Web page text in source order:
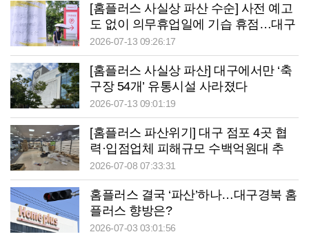
[홈플러스 사실상 파산 수순] 사전 예고
도 없이 의무휴업일에 기습 휴점…대구
소상공인 후폭풍 덮친다
2026-07-13 09:26:17
[홈플러스 사실상 파산] 대구에서만 ‘축
구장 54개’ 유통시설 사라졌다
2026-07-13 09:01:19
[홈플러스 파산위기] 대구 점포 4곳 협
력·입점업체 피해규모 수백억원대 추
산…폐점땐 주변 상권 공동화 불가피
2026-07-08 07:33:31
홈플러스 결국 ‘파산’하나…대구경북 홈
플러스 향방은?
2026-07-03 03:01:56